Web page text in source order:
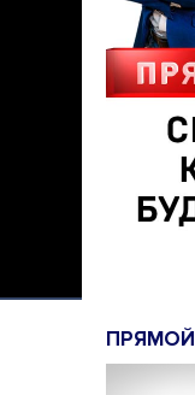
ПРЯМОЙ